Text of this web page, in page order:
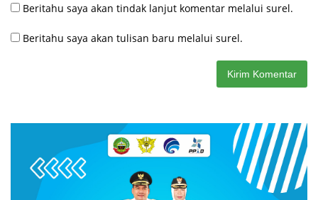
Beritahu saya akan tindak lanjut komentar melalui surel.
Beritahu saya akan tulisan baru melalui surel.